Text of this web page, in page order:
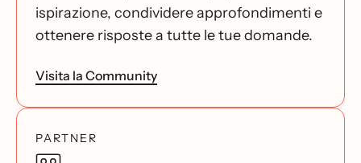
ispirazione, condividere approfondimenti e
ottenere risposte a tutte le tue domande.
Visita la Community
PARTNER